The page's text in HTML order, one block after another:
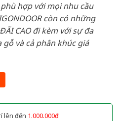
hợp với mọi nhu cầu
còn có những
CAO đi kèm với sự đa
và cả phân khúc giá
lên đến 1.000.000đ